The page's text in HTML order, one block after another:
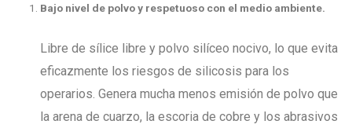
Bajo nivel de polvo y respetuoso con el medio ambiente.
Libre de sílice libre y polvo silíceo nocivo, lo que evita
eficazmente los riesgos de silicosis para los
operarios. Genera mucha menos emisión de polvo que
la arena de cuarzo, la escoria de cobre y los abrasivos